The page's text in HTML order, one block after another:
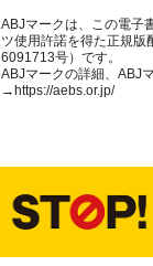
ABJマークは、この電子
ツ使用許諾を得た正規版
6091713号）です。
ABJマークの詳細、ABJ
→ https://aebs.or.jp/